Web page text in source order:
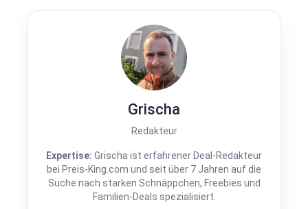
Grischa
Redakteur
Expertise: Grischa ist erfahrener Deal-Redakteur
bei Preis-King.com und seit über 7 Jahren auf die
Suche nach starken Schnäppchen, Freebies und
Familien-Deals spezialisiert.